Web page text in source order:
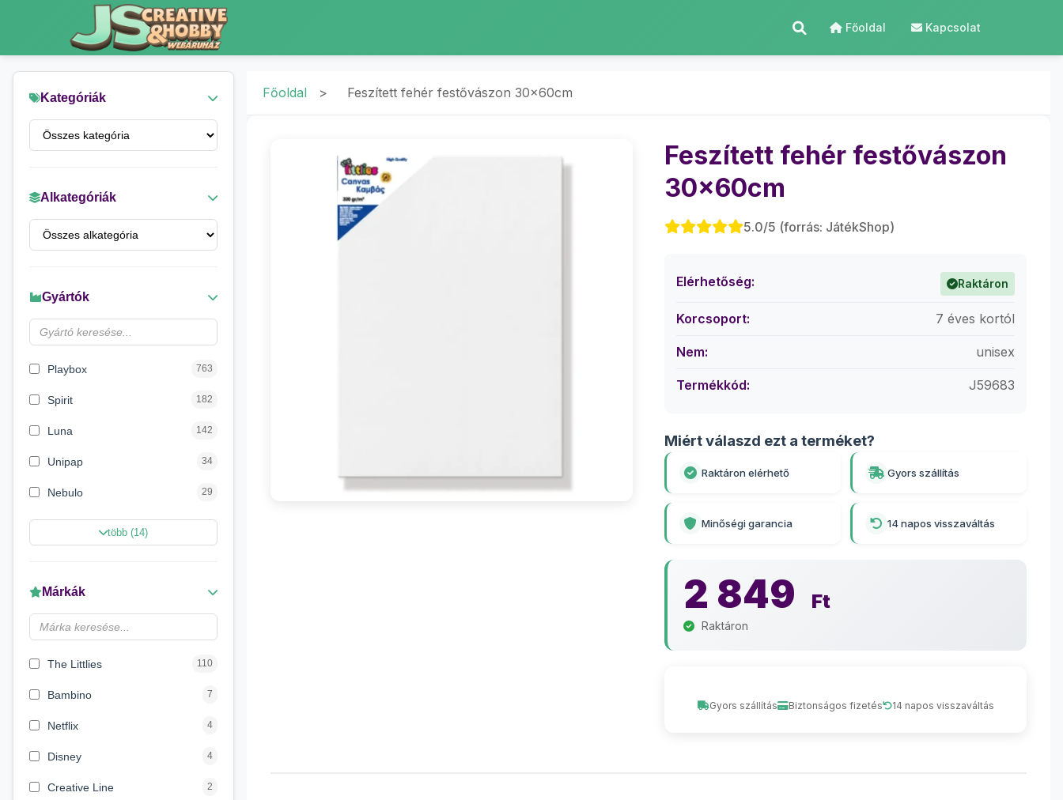
Főoldal Kapcsolat
Kategóriák
Alkategóriák
Gyártók
Playbox 763
Spirit 182
Luna 142
Unipap 34
Nebulo 29
Magic Toys 26
LENA
Make it Real 5
több (14)
Márkák
The Littlies 110
Bambino 7
Netflix 4
Disney 4
Creative Line 2
Főoldal > Feszített fehér festővászon 30x60cm
Feszített fehér festővászon
30x60cm
5.0/5 (forrás: JátékShop)
Elérhetőség: Raktáron
Korcsoport: 7 éves kortól
Nem: unisex
Termékkód: J59683
Miért válaszd ezt a terméket?
Raktáron elérhető Gyors szállítás
Minőségi garancia 14 napos visszaváltás
2 849 Ft
Raktáron
Gyors szállítás Biztonságos fizetés 14 napos visszaváltás